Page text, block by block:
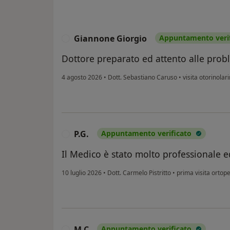
Giannone Giorgio Appuntamento
Dottore preparato ed attento alle
4 agosto 2026 • Dott. Sebastiano Caruso • visita
P.G. Appuntamento verificato
Il Medico è stato molto professionale
10 luglio 2026 • Dott. Carmelo Pistritto • prima visita